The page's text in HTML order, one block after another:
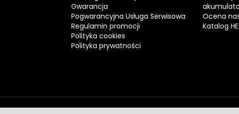
Gwarancja
Pogwarancyjna Usługa Serwisowa
Regulamin promocji
Polityka cookies
Polityka prywatności
Ocena
Katalog